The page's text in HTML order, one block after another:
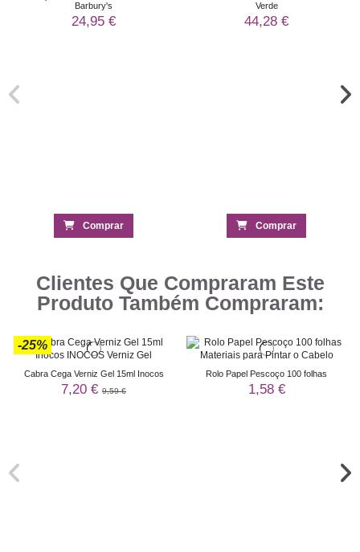
Barbury's
24,95 €
Comprar
Verde
44,28 €
Comprar
Clientes Que Compraram Este
Produto Também Compraram:
-25%
Cabra Cega Verniz Gel 15ml Inocos
7,20 € 9,59 €
Rolo Papel Pescoço 100 folhas
1,58 €